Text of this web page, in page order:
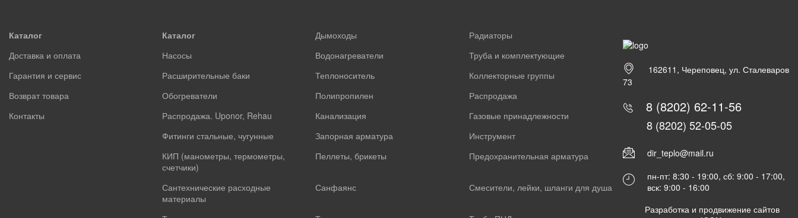
Каталог
Доставка и оплата
Гарантия и сервис
Возврат товара
Контакты
Каталог Дымоходы
Радиаторы
Насосы
Водонагреватели
Труба и комплектующие
Расширительные баки
Теплоноситель
Коллекторные группы
Обогреватели
Полипропилен
Распродажа
Распродажа. Uponor, Rehau
Канализация
Газовые принадлежности
Фитинги стальные, чугунные
Запорная арматура
Инструмент
КИП (манометры, термометры,
счетчики)
Пеллеты, брикеты Предохранительная арматура
Сантехнические расходные
материалы
Санфаянс Смесители, лейки, шланги для душа
162611, Череповец, ул. Сталеваров
73
8 (8202) 62-11-56
8 (8202) 52-05-05
dir_teplo@mail.ru
пн-пт: 8:30 - 19:00, сб: 9:00 - 17:00,
вск: 9:00 - 16:00
Разработка и продвижение сайтов